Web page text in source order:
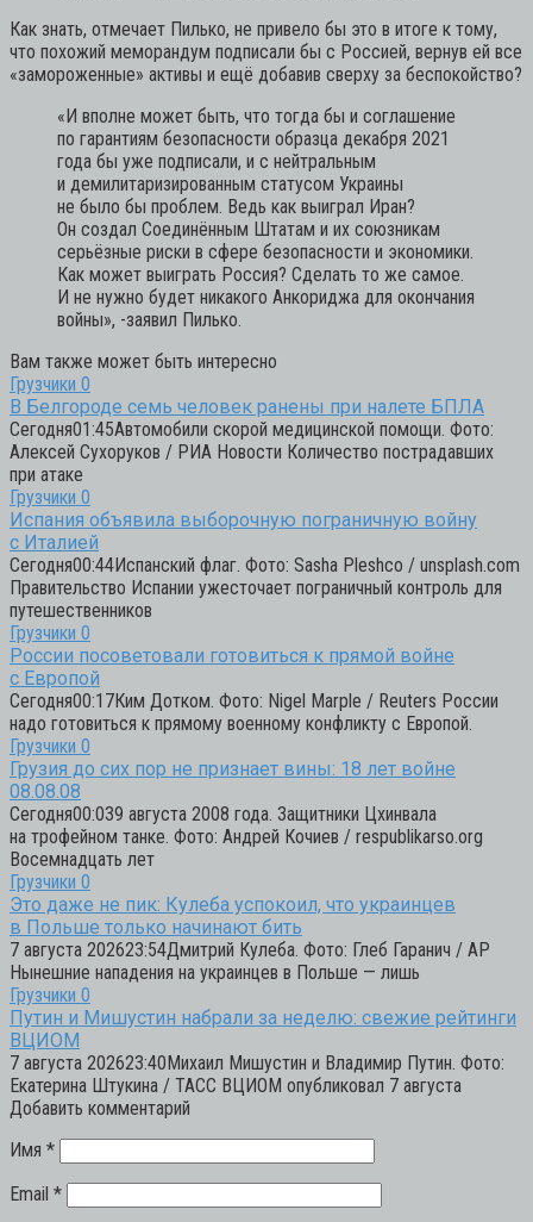
Как знать, отмечает Пилько, не привело бы это в итоге к тому,
что похожий меморандум подписали бы с Россией, вернув ей все
«замороженные» активы и ещё добавив сверху за беспокойство?
«И вполне может быть, что тогда бы и соглашение
по гарантиям безопасности образца декабря 2021
года бы уже подписали, и с нейтральным
и демилитаризированным статусом Украины
не было бы проблем. Ведь как выиграл Иран?
Он создал Соединённым Штатам и их союзникам
серьёзные риски в сфере безопасности и экономики.
Как может выиграть Россия? Сделать то же самое.
И не нужно будет никакого Анкориджа для окончания
войны», -заявил Пилько.
Вам также может быть интересно
Грузчики 0
В Белгороде семь человек ранены при налете БПЛА
Сегодня01:45Автомобили скорой медицинской помощи. Фото:
Алексей Сухоруков / РИА Новости Количество пострадавших
при атаке
Грузчики 0
Испания объявила выборочную пограничную войну
с Италией
Сегодня00:44Испанский флаг. Фото: Sasha Pleshco / unsplash.com
Правительство Испании ужесточает пограничный контроль для
путешественников
Грузчики 0
России посоветовали готовиться к прямой войне
с Европой
Сегодня00:17Ким Дотком. Фото: Nigel Marple / Reuters России
надо готовиться к прямому военному конфликту с Европой.
Грузчики 0
Грузия до сих пор не признает вины: 18 лет войне
08.08.08
Сегодня00:039 августа 2008 года. Защитники Цхинвала
на трофейном танке. Фото: Андрей Кочиев / respublikarso.org
Восемнадцать лет
Грузчики 0
Это даже не пик: Кулеба успокоил, что украинцев
в Польше только начинают бить
7 августа 202623:54Дмитрий Кулеба. Фото: Глеб Гаранич / AP
Нынешние нападения на украинцев в Польше — лишь
Грузчики 0
Путин и Мишустин набрали за неделю: свежие рейтинги
ВЦИОМ
7 августа 202623:40Михаил Мишустин и Владимир Путин. Фото:
Екатерина Штукина / ТАСС ВЦИОМ опубликовал 7 августа
Добавить комментарий
Имя *
Email *